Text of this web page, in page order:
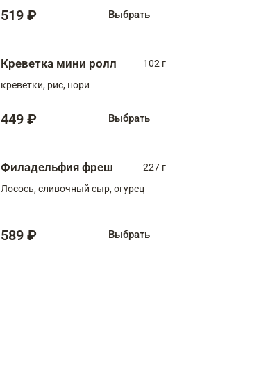
519 ₽ Выбрать
Креветка мини ролл
102 г
креветки, рис, нори
449 ₽ Выбрать
Филадельфия фреш
227 г
Лосось, сливочный сыр, огурец
589 ₽ Выбрать